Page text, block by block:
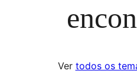
Ver todos os